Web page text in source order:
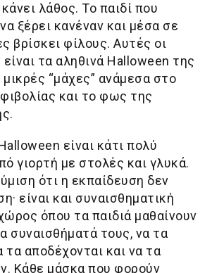
λάθος. Το παιδί που
ξέρει κανέναν και μέσα σε
βρίσκει φίλους. Αυτές οι
τα αληθινά Halloween της
“μάχες” ανάμεσα στο
και το φως της
είναι κάτι πολύ
γιορτή με στολές και γλυκά.
ότι η εκπαίδευση δεν
είναι και συναισθηματική
όπου τα παιδιά μαθαίνουν
συναισθήματά τους, να τα
τα αποδέχονται και να τα
Κάθε μάσκα που φορούν